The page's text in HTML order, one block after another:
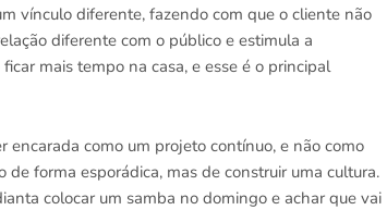
vínculo diferente, fazendo com que o cliente não
diferente com o público e estimula a
mais tempo na casa, e esse é o principal
encarada como um projeto contínuo, e não como
de forma esporádica, mas de construir uma cultura.
colocar um samba no domingo e achar que vai